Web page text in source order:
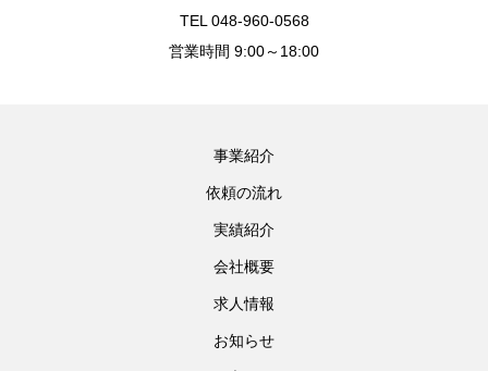
TEL 048-960-0568
営業時間 9:00～18:00
事業紹介
依頼の流れ
実績紹介
会社概要
求人情報
お知らせ